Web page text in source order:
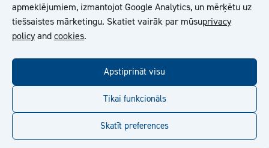
apmeklējumiem, izmantojot Google Analytics, un mērķētu uz
tiešsaistes mārketingu. Skatiet vairāk par mūsuprivacy
policyand cookies.
Apstiprināt visu
Tikai funkcionāls
Skatīt preferences
Kiilto Latvija SIA Vispārīgie Pārdošanas Nosacījumi
youtube